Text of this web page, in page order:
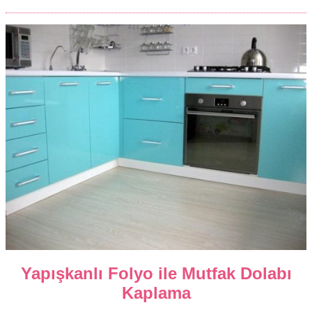
Yapışkanlı Folyo ile Mutfak Dolabı
Kaplama